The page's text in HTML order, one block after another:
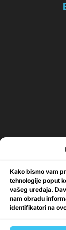
Kako bismo vam
tehnologije poput
vašeg uređaja.
nam obradu
identifikatori na